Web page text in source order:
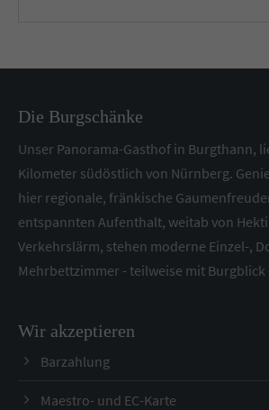
Die Burgschänke
Unser Panorama-Gasthof in Burgthann,
Kilometer südöstlich von Nürnberg.
hier regionale, fränkische
entspannten Aufenthalt, weitab von
Verkehrslärm, stehen moderne Einzel-,
Mehrbettzimmer - teilweise mit Burgblick
Wir akzeptieren
Barzahlung
Maestro- und EC-Karte